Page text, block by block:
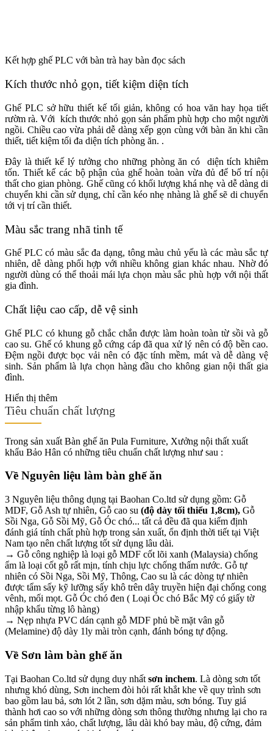
Kết hợp ghế PLC với bàn trà hay bàn đọc sách
Kích thước nhỏ gọn, tiết kiệm diện tích
Ghế PLC sở hữu thiết kế tối giản, không có hoa văn hay họa tiết
rườm rà. Với kích thước nhỏ gọn sản phẩm phù hợp cho một người
ngồi. Chiều cao vừa phải dễ dàng xếp gọn cùng với bàn ăn khi cần
thiết, tiết kiệm tối đa diện tích phòng ăn. .
Đây là thiết kế lý tưởng cho những phòng ăn có diện tích khiêm
tốn. Thiết kế các bộ phận của ghế hoàn toàn vừa đủ để bố trí nội
thất cho gian phòng. Ghế cũng có khối lượng khá nhẹ và dễ dàng di
chuyển khi cần sử dụng, chỉ cần kéo nhẹ nhàng là ghế sẽ di chuyển
tới vị trí cần thiết.
Màu sắc trang nhã tinh tế
Ghế PLC có màu sắc đa dạng, tông màu chủ yếu là các màu sắc tự
nhiên, dễ dàng phối hợp với nhiều không gian khác nhau. Nhờ đó
người dùng có thể thoải mái lựa chọn màu sắc phù hợp với nội thất
gia đình.
Chất liệu cao cấp, dễ vệ sinh
Ghế PLC có khung gỗ chắc chắn được làm hoàn toàn từ sồi và gỗ
cao su. Ghế có khung gỗ cứng cáp đã qua xử lý nên có độ bền cao.
Đệm ngồi được bọc vải nên có đặc tính mềm, mát và dễ dàng vệ
sinh. Sản phẩm là lựa chọn hàng đầu cho không gian nội thất gia
đình.
Hiển thị thêm
Tiêu chuẩn chất lượng
Trong sản xuất Bàn ghế ăn Pula Furniture, Xưởng nội thất xuất
khẩu Bảo Hân có những tiêu chuẩn chất lượng như sau :
Về Nguyên liệu làm bàn ghế ăn
3 Nguyên liệu thông dụng tại Baohan Co.ltd sử dụng gồm: Gỗ
MDF, Gỗ Ash tự nhiên, Gỗ cao su (độ dày tối thiểu 1,8cm), Gỗ
Sồi Nga, Gỗ Sồi Mỹ, Gỗ Óc chó... tất cả đều đã qua kiểm định
đánh giá tính chất phù hợp trong sản xuất, ổn định thời tiết tại Việt
Nam tạo nên chất lượng tốt sử dụng lâu dài.
→ Gỗ công nghiệp là loại gỗ MDF cốt lõi xanh (Malaysia) chống
ẩm là loại cốt gỗ rất mịn, tính chịu lực chống thấm nước. Gỗ tự
nhiên có Sồi Nga, Sồi Mỹ, Thông, Cao su là các dòng tự nhiên
được tẩm sấy kỹ lưỡng sấy khô trên dây truyền hiện đại chống cong
vênh, mối mọt. Gỗ Óc chó đen ( Loại Óc chó Bắc Mỹ có giấy tờ
nhập khẩu từng lô hàng)
→ Nẹp nhựa PVC dán cạnh gỗ MDF phủ bề mặt vân gỗ
(Melamine) độ dày 1ly mài tròn cạnh, đánh bóng tự động.
Về Sơn làm bàn ghế ăn
Tại Baohan Co.ltd sử dụng duy nhất sơn inchem. Là dòng sơn tốt
nhưng khó dùng, Sơn inchem đòi hỏi rất khắt khe về quy trình sơn
bao gồm lau bả, sơn lót 2 lần, sơn dặm màu, sơn bóng. Tuy giá
thành hơi cao so với những dòng sơn thông thường nhưng lại cho ra
sản phẩm tinh xảo, chất lượng, lâu dài khó bay màu, độ cứng, đảm